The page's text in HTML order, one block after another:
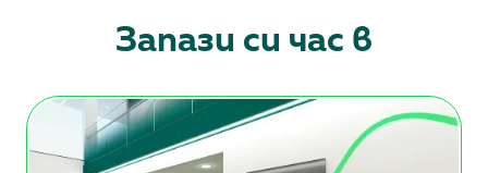
Запази си час в